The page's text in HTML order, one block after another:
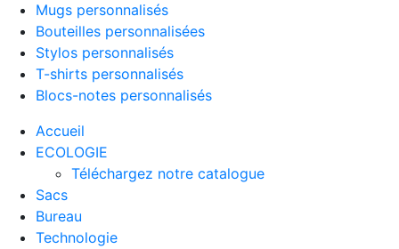
Mugs personnalisés
Bouteilles personnalisées
Stylos personnalisés
T-shirts personnalisés
Blocs-notes personnalisés
Accueil
ECOLOGIE
Téléchargez notre catalogue
Sacs
Bureau
Technologie